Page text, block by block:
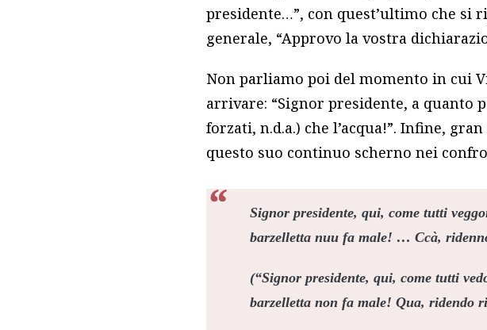
presidente…”, con quest’ultimo che si
generale, “Approvo la vostra
Non parliamo poi del momento in cui
arrivare: “Signor presidente, a
forzati, n.d.a.) che l’acqua!”. Infine,
questo suo continuo scherno nei
Signor presidente, qui, come tutti
barzelletta nuu fa male! … Ccà,
(“Signor presidente, qui, come tutti
barzelletta non fa male! Qua, ridendo